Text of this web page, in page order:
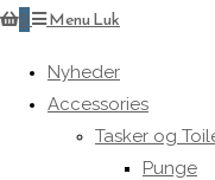
search
0 MenuLuk
Nyheder
Accessories
Tasker og
Punge